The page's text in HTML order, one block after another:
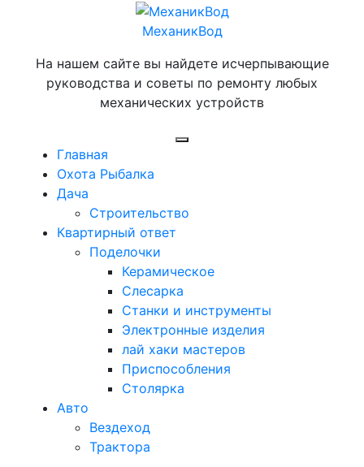
МеханикВод
На нашем сайте вы найдете исчерпывающие
руководства и советы по ремонту любых
механических устройств
Главная
Охота Рыбалка
Дача
Строительство
Квартирный ответ
Поделочки
Керамическое
Слесарка
Станки и инструменты
Электронные изделия
лай хаки мастеров
Приспособления
Столярка
Авто
Вездеход
Трактора